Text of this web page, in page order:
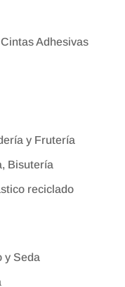
Adhesivas
y Frutería
Bisutería
reciclado
y Seda